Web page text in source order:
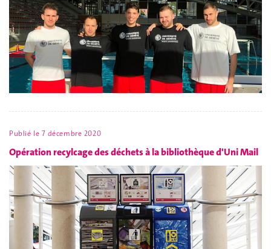
Publié le 7 décembre 2020
Opération recylcage des déchets à la bibliothèque d'Uni Mail